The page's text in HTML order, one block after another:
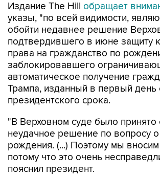
Издание The Hill обращает
указы, "по всей видимости,
обойти недавнее решение
подтвердившего в июне защиту
права на гражданство по
заблокировавшего
автоматическое получение
Трампа, изданный в первый день
президентского срока.
"В Верховном суде было принято
неудачное решение по вопросу
рождения. (...) Поэтому мы
потому что это очень
пояснил президент.